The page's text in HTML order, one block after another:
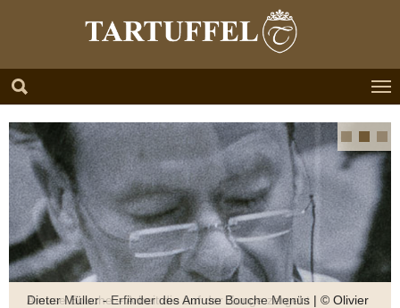
Dieter Müller - Erfinder des Amuse Bouche Menüs | © Olivier